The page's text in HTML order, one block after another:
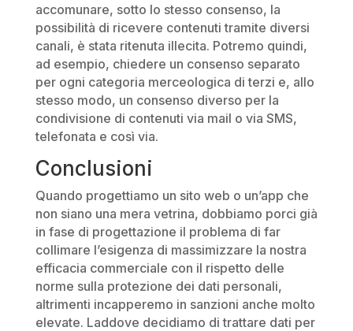
accomunare, sotto lo stesso consenso, la
possibilità di ricevere contenuti tramite diversi
canali, è stata ritenuta illecita. Potremo quindi,
ad esempio, chiedere un consenso separato
per ogni categoria merceologica di terzi e, allo
stesso modo, un consenso diverso per la
condivisione di contenuti via mail o via SMS,
telefonata e così via.
Conclusioni
Quando progettiamo un sito web o un’app che
non siano una mera vetrina, dobbiamo porci già
in fase di progettazione il problema di far
collimare l’esigenza di massimizzare la nostra
efficacia commerciale con il rispetto delle
norme sulla protezione dei dati personali,
altrimenti incapperemo in sanzioni anche molto
elevate. Laddove decidiamo di trattare dati per